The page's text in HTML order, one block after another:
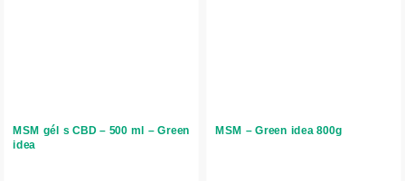
MSM gél s CBD – 500 ml – Green
idea
MSM – Green idea 800g